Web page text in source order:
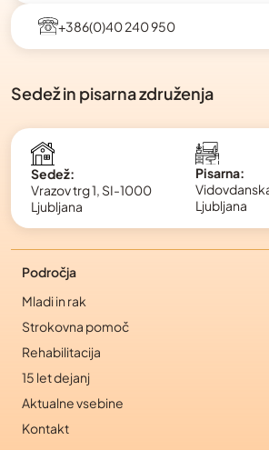
+386(0)40 240 950
Sedež in pisarna združenja
Sedež:
Vrazov trg 1, SI-1000
Ljubljana
Pisarna:
Ljubljana
Področja
Mladi in rak
Strokovna pomoč
Rehabilitacija
15 let dejanj
Aktualne vsebine
Kontakt